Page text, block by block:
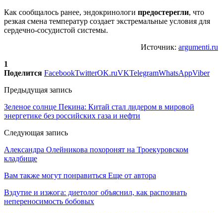
Как сообщалось ранее, эндокринологи предостерегли, что
резкая смена температур создает экстремальные условия для
сердечно-сосудистой системы.
Источник: argumenti.ru
1
Поделится FacebookTwitterOK.ruVKTelegramWhatsAppViber
Предыдущая запись
Зеленое солнце Пекина: Китай стал лидером в мировой
энергетике без российских газа и нефти
Следующая запись
Александра Олейникова похоронят на Троекуровском
кладбище
Вам также могут понравиться Еще от автора
Вздутие и изжога: диетолог объяснил, как распознать
непереносимость бобовых